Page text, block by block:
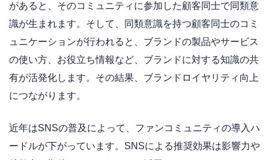
があると、そのコミュニティに参加した顧客同士で同類意
識が生まれます。そして、同類意識を持つ顧客同士のコミ
ュニケーションが行われると、ブランドの製品やサービス
の使い方、お役立ち情報など、ブランドに対する知識の共
有が活発化します。その結果、ブランドロイヤリティ向上
につながります。
近年はSNSの普及によって、ファンコミュニティの導入ハ
ードルが下がっています。SNSによる推奨効果は影響力や